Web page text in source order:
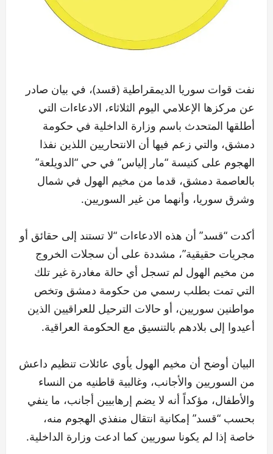
نفت قوات سوريا الديمقراطية (قسد)، في بيان صادر
عن مركزها الإعلامي اليوم الثلاثاء، الادعاءات التي
أطلقها المتحدث باسم وزارة الداخلية في حكومة
دمشق، والتي زعم فيها أن الانتحاريين اللذين نفذا
الهجوم على كنيسة “مار إلياس” في حي “الدويلعة”
بالعاصمة دمشق، قدما من مخيم الهول في شمال
وشرق سوريا، وأنهما من غير السوريين.
أكدت “قسد” أن هذه الادعاءات “لا تستند إلى حقائق أو
مجريات حقيقية”، مشددة على أن سجلات الخروج
من مخيم الهول لم تسجل أي حالة مغادرة غير تلك
التي تمت بطلب رسمي من حكومة دمشق وتخص
مواطنين سوريين، أو حالات الترحيل للعراقيين الذين
أعيدوا إلى بلادهم بالتنسيق مع الحكومة العراقية.
البيان أوضح أن مخيم الهول يأوي عائلات تنظيم داعش
من السوريين والأجانب، وغالبية قاطنيه من النساء
والأطفال، مؤكداً أنه لا يضم إرهابيين أجانب، ما ينفي
بحسب “قسد” إمكانية انتقال منفذي الهجوم منه،
خاصة إذا لم يكونا سوريين كما ادعت وزارة الداخلية.